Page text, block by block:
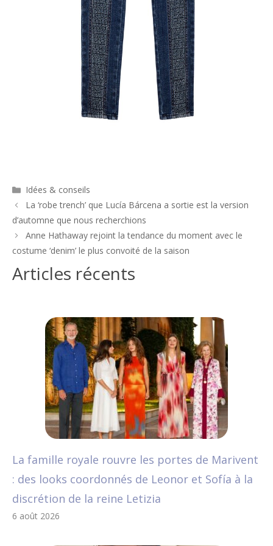
Catégories
Idées & conseils
Navigation
des
La ‘robe trench’ que Lucía Bárcena a sortie est la version
d’automne que nous recherchions
Anne Hathaway rejoint la tendance du moment avec le
costume ‘denim’ le plus convoité de la saison
Articles récents
La famille royale rouvre les portes de Marivent
: des looks coordonnés de Leonor et Sofía à la
discrétion de la reine Letizia
6 août 2026